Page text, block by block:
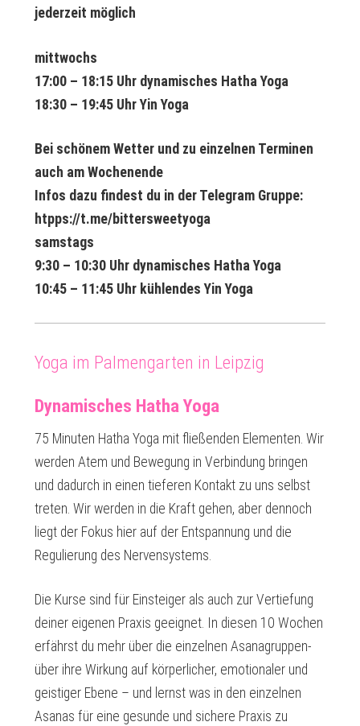
jederzeit möglich
mittwochs
17:00 – 18:15 Uhr dynamisches Hatha Yoga
18:30 – 19:45 Uhr Yin Yoga
Bei schönem Wetter und zu einzelnen Terminen
auch am Wochenende
Infos dazu findest du in der Telegram Gruppe:
htpps://t.me/bittersweetyoga
samstags
9:30 – 10:30 Uhr dynamisches Hatha Yoga
10:45 – 11:45 Uhr kühlendes Yin Yoga
Yoga im Palmengarten in Leipzig
Dynamisches Hatha Yoga
75 Minuten Hatha Yoga mit fließenden Elementen. Wir
werden Atem und Bewegung in Verbindung bringen
und dadurch in einen tieferen Kontakt zu uns selbst
treten. Wir werden in die Kraft gehen, aber dennoch
liegt der Fokus hier auf der Entspannung und die
Regulierung des Nervensystems.
Die Kurse sind für Einsteiger als auch zur Vertiefung
deiner eigenen Praxis geeignet. In diesen 10 Wochen
erfährst du mehr über die einzelnen Asanagruppen-
über ihre Wirkung auf körperlicher, emotionaler und
geistiger Ebene – und lernst was in den einzelnen
Asanas für eine gesunde und sichere Praxis zu